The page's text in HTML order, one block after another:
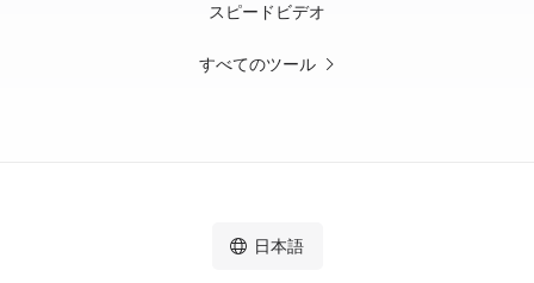
スピードビデオ
すべてのツール
日本語